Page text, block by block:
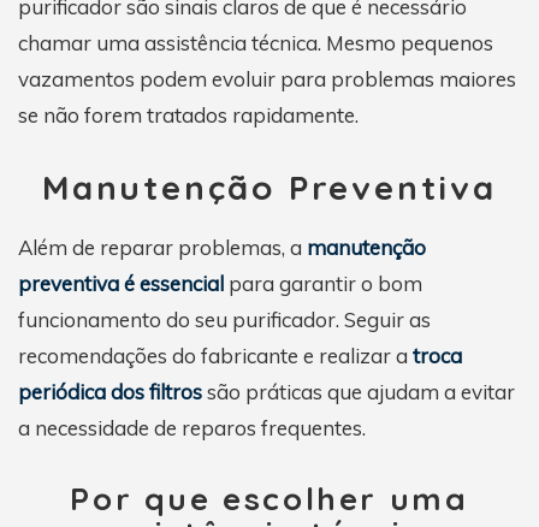
purificador são sinais claros de que é necessário
chamar uma assistência técnica. Mesmo pequenos
vazamentos podem evoluir para problemas maiores
se não forem tratados rapidamente.
Manutenção Preventiva
Além de reparar problemas, a manutenção
preventiva é essencial para garantir o bom
funcionamento do seu purificador. Seguir as
recomendações do fabricante e realizar a troca
periódica dos filtrossão práticas que ajudam a evitar
a necessidade de reparos frequentes.
Por que escolher uma